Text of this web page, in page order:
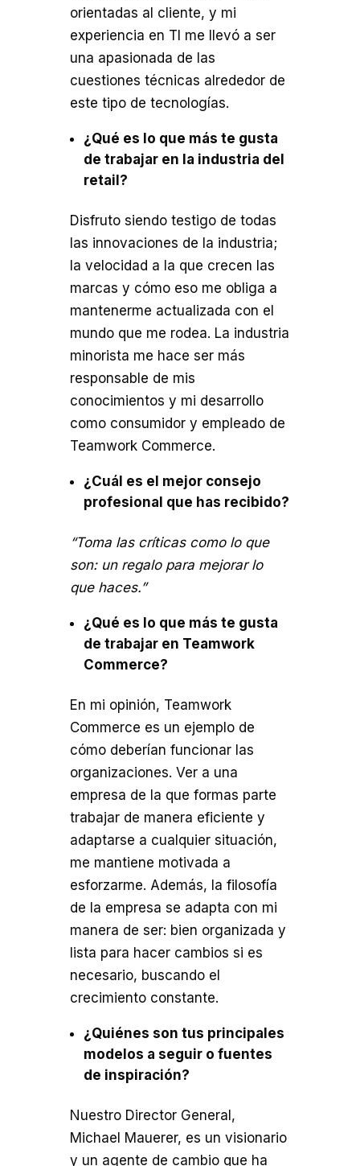
orientadas al cliente, y mi
experiencia en TI me llevó a ser
una apasionada de las
cuestiones técnicas alrededor de
este tipo de tecnologías.
¿Qué es lo que más te gusta
de trabajar en la industria del
retail?
Disfruto siendo testigo de todas
las innovaciones de la industria;
la velocidad a la que crecen las
marcas y cómo eso me obliga a
mantenerme actualizada con el
mundo que me rodea. La industria
minorista me hace ser más
responsable de mis
conocimientos y mi desarrollo
como consumidor y empleado de
Teamwork Commerce.
¿Cuál es el mejor consejo
profesional que has recibido?
“Toma las críticas como lo que
son: un regalo para mejorar lo
que haces.”
¿Qué es lo que más te gusta
de trabajar en Teamwork
Commerce?
En mi opinión, Teamwork
Commerce es un ejemplo de
cómo deberían funcionar las
organizaciones. Ver a una
empresa de la que formas parte
trabajar de manera eficiente y
adaptarse a cualquier situación,
me mantiene motivada a
esforzarme. Además, la filosofía
de la empresa se adapta con mi
manera de ser: bien organizada y
lista para hacer cambios si es
necesario, buscando el
crecimiento constante.
¿Quiénes son tus principales
modelos a seguir o fuentes
de inspiración?
Nuestro Director General,
Michael Mauerer, es un visionario
y un agente de cambio que ha